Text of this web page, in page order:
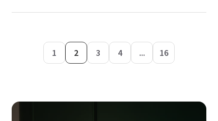
1 2 3 4 ... 16